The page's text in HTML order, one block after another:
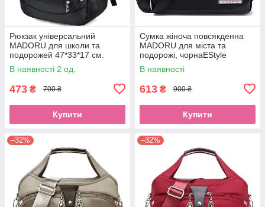
Рюкзак універсальний
MADORU для школи та
подорожей 47*33*17 см.
В наявності 2 од.
473 ₴ 700 ₴
Купити
Сумка жіноча повсякденна
MADORU для міста та
подорожі, чорнаEStyle
В наявності
613 ₴ 900 ₴
Купити
–32% –32%